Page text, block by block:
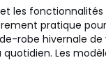
les
pratique
robe hivernale
Les